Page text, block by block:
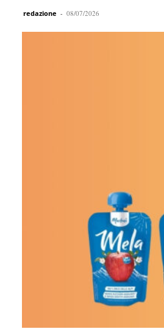
redazione - 08/07/2026